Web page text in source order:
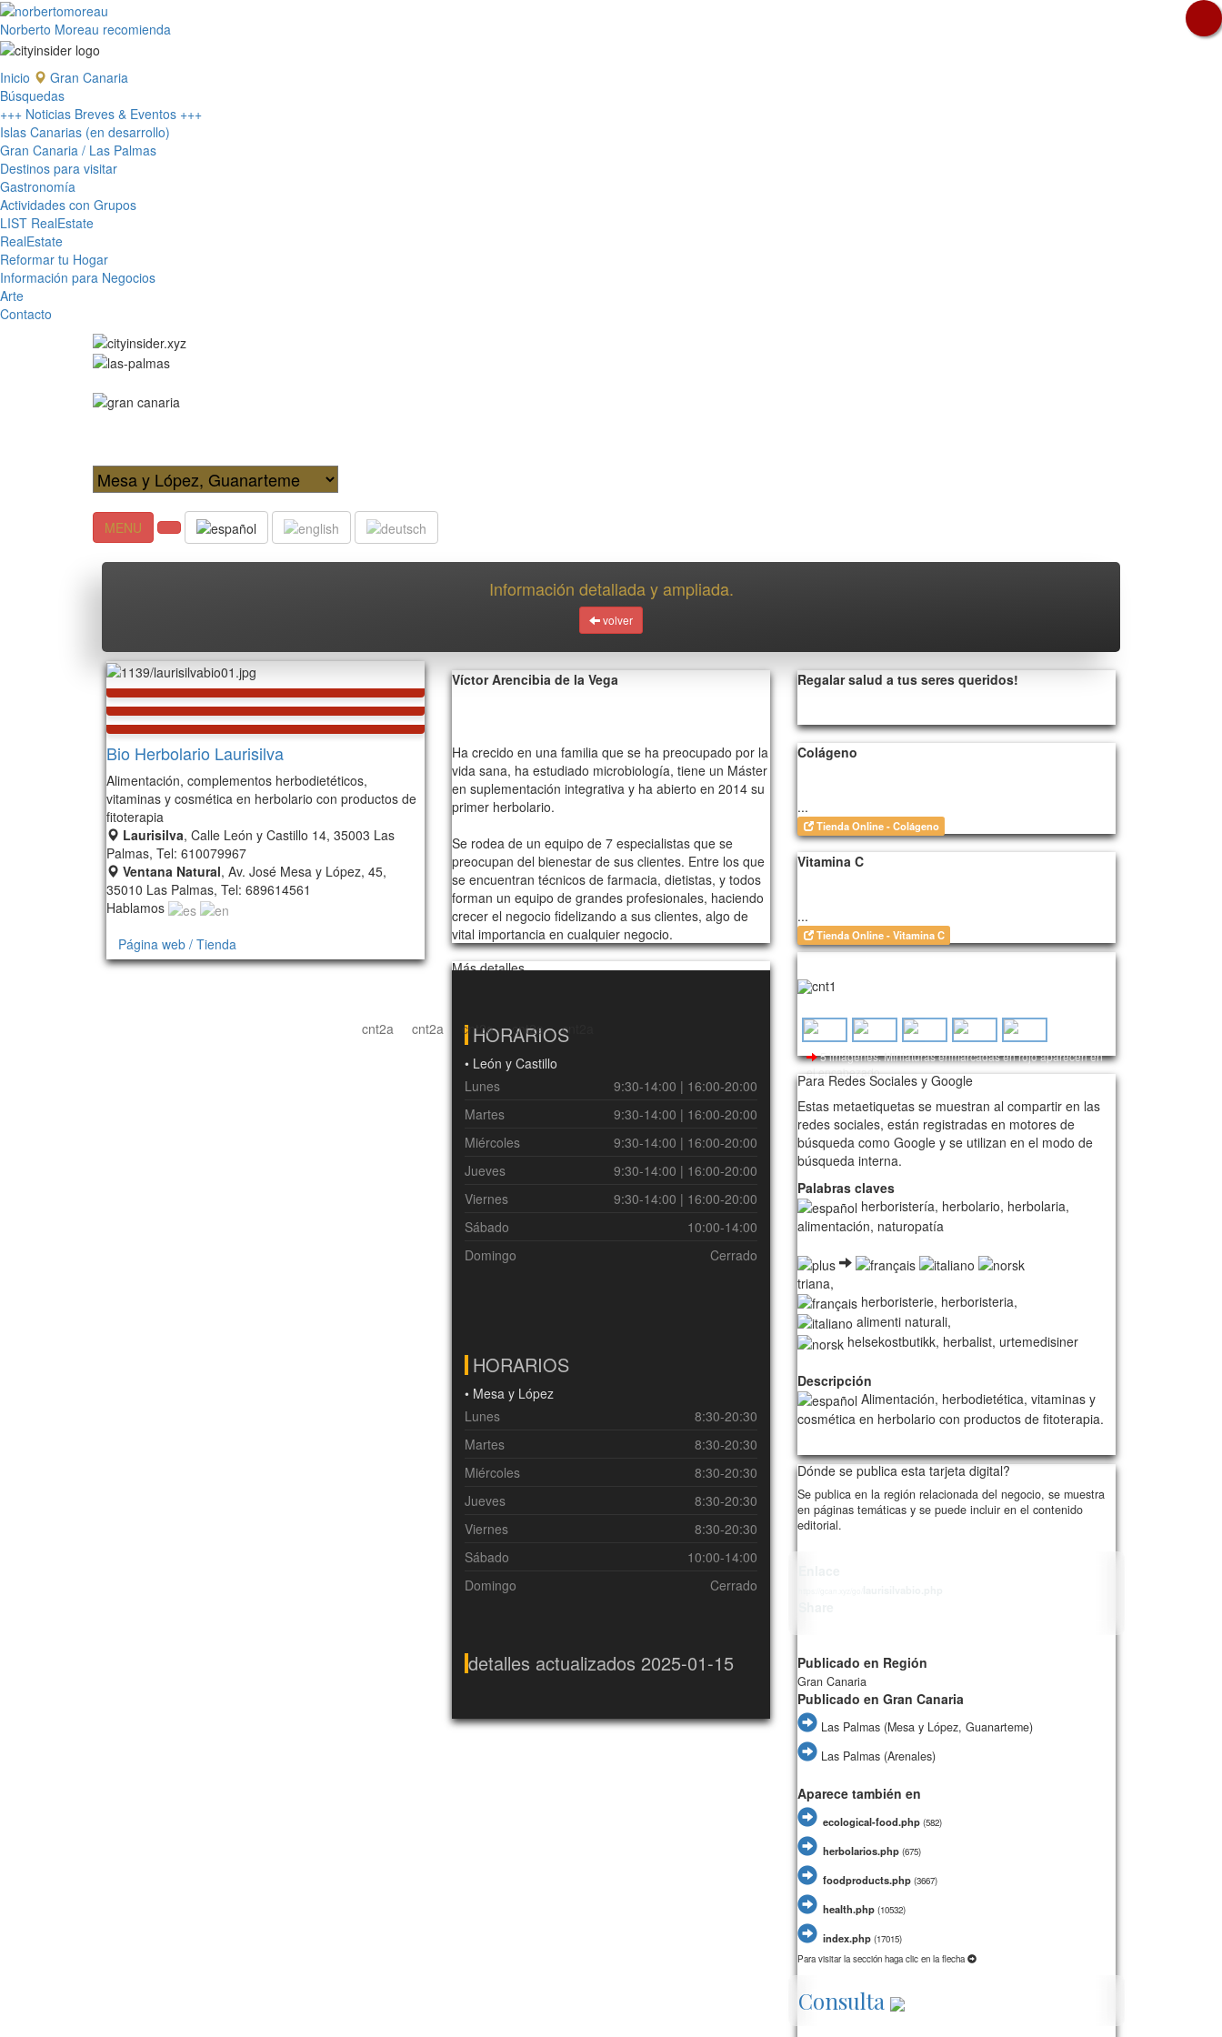
Norberto Moreau recomienda
Inicio
Gran Canaria
Búsquedas
+++ Noticias Breves & Eventos +++
Islas Canarias (en desarrollo)
Gran Canaria / Las Palmas
Destinos para visitar
Gastronomía
Actividades con Grupos
LIST RealEstate
RealEstate
Reformar tu Hogar
Información para Negocios
Arte
Contacto
MENU
Información detallada y ampliada.
volver
Bio Herbolario Laurisilva
Alimentación, complementos herbodietéticos,
vitaminas y cosmética en herbolario con productos de
fitoterapia
Laurisilva, Calle León y Castillo 14, 35003 Las
Palmas, Tel: 610079967
Ventana Natural, Av. José Mesa y López, 45,
35010 Las Palmas, Tel: 689614561
Hablamos
Página web / Tienda
Víctor Arencibia de la Vega
Ha crecido en una familia que se ha preocupado por la
vida sana, ha estudiado microbiología, tiene un Máster
en suplementación integrativa y ha abierto en 2014 su
primer herbolario.
Se rodea de un equipo de 7 especialistas que se
preocupan del bienestar de sus clientes. Entre los que
se encuentran técnicos de farmacia, dietistas, y todos
forman un equipo de grandes profesionales, haciendo
crecer el negocio fidelizando a sus clientes, algo de
vital importancia en cualquier negocio.
Regalar salud a tus seres queridos!
Colágeno
...
Tienda Online - Colágeno
Vitamina C
...
Tienda Online - Vitamina C
Más detalles…
HORARIOS
• León y Castillo
Lunes
9:30-14:00 | 16:00-20:00
Martes
9:30-14:00 | 16:00-20:00
Miércoles
9:30-14:00 | 16:00-20:00
Jueves
9:30-14:00 | 16:00-20:00
Viernes
9:30-14:00 | 16:00-20:00
Sábado
10:00-14:00
Domingo
Cerrado
HORARIOS
• Mesa y López
Lunes
8:30-20:30
Martes
8:30-20:30
Miércoles
8:30-20:30
Jueves
8:30-20:30
Viernes
8:30-20:30
Sábado
10:00-14:00
Domingo
Cerrado
detalles actualizados 2025-01-15
5 imágenes. Miniaturas enmarcadas en rojo aparecen en
el encabezado.
Para Redes Sociales y Google
Estas metaetiquetas se muestran al compartir en las
redes sociales, están registradas en motores de
búsqueda como Google y se utilizan en el modo de
búsqueda interna.
Palabras claves
herboristería, herbolario, herbolaria,
alimentación, naturopatía
triana,
herboristerie, herboristeria,
alimenti naturali,
helsekostbutikk, herbalist, urtemedisiner
Descripción
Alimentación, herbodietética, vitaminas y
cosmética en herbolario con productos de fitoterapia.
Dónde se publica esta tarjeta digital?
Se publica en la región relacionada del negocio, se muestra
en páginas temáticas y se puede incluir en el contenido
editorial.
Publicado en Región
Gran Canaria
Publicado en Gran Canaria
Las Palmas (Mesa y López, Guanarteme)
Las Palmas (Arenales)
Aparece también en
ecological-food.php (582)
herbolarios.php (675)
foodproducts.php (3667)
health.php (10532)
index.php (17015)
Para visitar la sección haga clic en la flecha
Consulta